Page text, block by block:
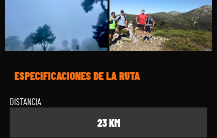
ESPECIFICACIONES DE LA RUTA
DISTANCIA
23 KM